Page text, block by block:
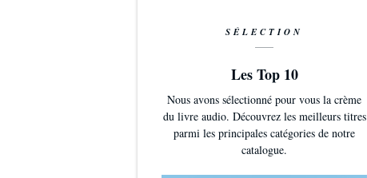
SÉLECTION
Les Top 10
Nous avons sélectionné pour vous la crème
du livre audio. Découvrez les meilleurs titres
parmi les principales catégories de notre
catalogue.